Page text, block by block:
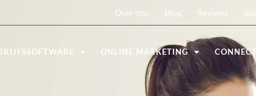
Over ons Blog Reviews
ONLINE MARKETING